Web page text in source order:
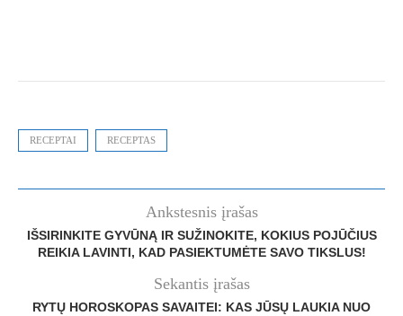
RECEPTAI RECEPTAS
Ankstesnis įrašas
IŠSIRINKITE GYVŪNĄ IR SUŽINOKITE, KOKIUS POJŪČIUS
REIKIA LAVINTI, KAD PASIEKTUMĖTE SAVO TIKSLUS!
Sekantis įrašas
RYTŲ HOROSKOPAS SAVAITEI: KAS JŪSŲ LAUKIA NUO